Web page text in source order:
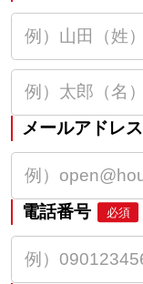
メールアドレス
電話番号 必須